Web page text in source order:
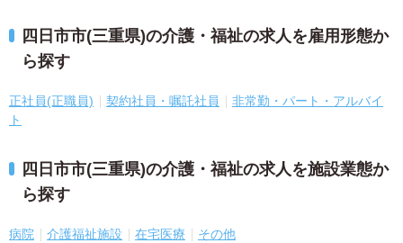
四日市市(三重県)の介護・福祉の求人を雇用形態か
ら探す
正社員(正職員) 契約社員・嘱託社員
非常勤・パート・アルバイ
ト
四日市市(三重県)の介護・福祉の求人を施設業態か
ら探す
病院 介護福祉施設 在宅医療 その他